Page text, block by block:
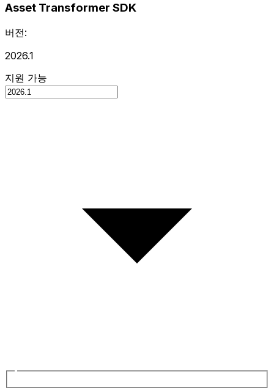
Asset Transformer SDK
버전:
2026.1
지원 가능